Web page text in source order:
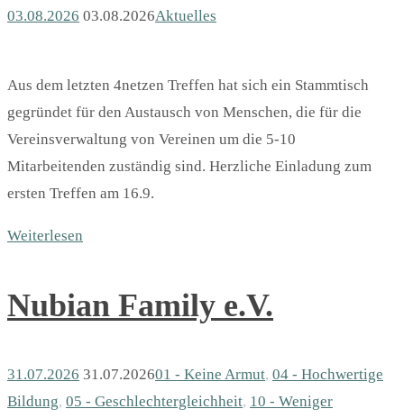
03.08.2026 03.08.2026Aktuelles
Aus dem letzten 4netzen Treffen hat sich ein Stammtisch
gegründet für den Austausch von Menschen, die für die
Vereinsverwaltung von Vereinen um die 5-10
Mitarbeitenden zuständig sind. Herzliche Einladung zum
ersten Treffen am 16.9.
Weiterlesen
Nubian Family e.V.
31.07.2026 31.07.202601 - Keine Armut, 04 - Hochwertige
Bildung, 05 - Geschlechter­gleichheit, 10 - Weniger